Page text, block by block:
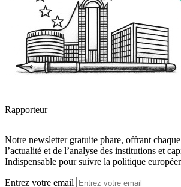
Rapporteur
Notre newsletter gratuite phare, offrant
l’actualité et de l’analyse des institutions et
Indispensable pour suivre la politique
Entrez votre email